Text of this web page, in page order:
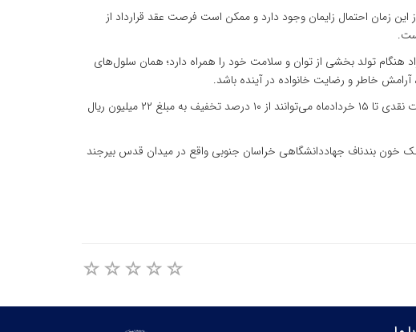
۳۴ بارداری اقدام کند، چراکه از این زمان احتمال زایمان وجود دارد و ممکن است فرصت عقد قرارداد از
هنگام تولد بخشی از توان و سلامت خود را همراه دارد؛ همان سلول‌های
خاطر و رضایت خانواده در آینده باشد.
وی افزود: به مناسبت ایام خجسته عید ولایت، خانواده هایی که قصد ذخیره سازی خون بند ناف را دارند درصورت عقد قرارداد به صورت نقدی تا ۱۵ خردادماه می‌توانند از ۱۰ درصد تخفیف به مبلغ ۲۲ میلیون ریال
خون بندناف جهاددانشگاهی خراسان جنوبی واقع در میدان قدس بیرجند